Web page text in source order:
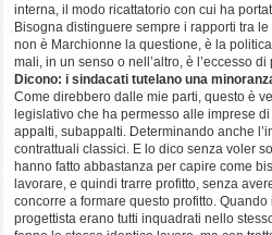
interna, il modo ricattatorio con cui ha
Bisogna distinguere sempre i rapporti tra
non è Marchionne la questione, è la
mali, in un senso o nell’altro, è l’eccesso
Dicono: i sindacati tutelano una
Come direbbero dalle mie parti, questo è
legislativo che ha permesso alle imprese
appalti, subappalti. Determinando anche
contrattuali classici. E lo dico senza voler
hanno fatto abbastanza per capire come
lavorare, e quindi trarre profitto, senza
concorre a formare questo profitto.
progettista erano tutti inquadrati nello